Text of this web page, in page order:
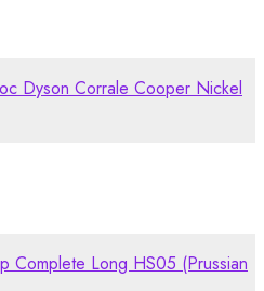
Dyson Corrale Cooper Nickel
Complete Long HS05 (Prussian